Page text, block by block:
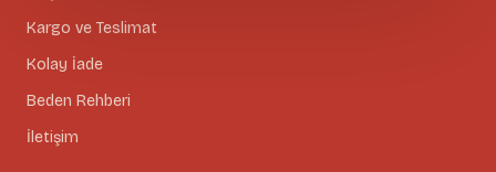
Kargo ve Teslimat
Kolay İade
Beden Rehberi
İletişim